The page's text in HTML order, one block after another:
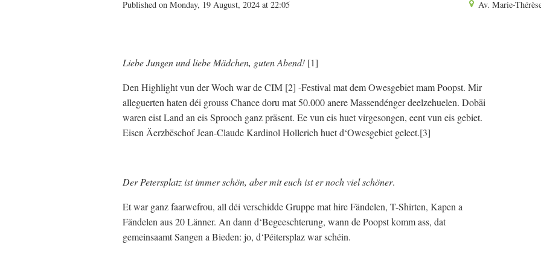
Published on Monday, 19 August, 2024 at 22:05 Av. Marie-
Liebe Jungen und liebe Mädchen, guten Abend! [1]
Den Highlight vun der Woch war de CIM [2] -Festival mat dem Owesgebiet mam Poopst. Mir
alleguerten haten déi grouss Chance doru mat 50.000 anere Massendénger deelzehuelen. Dobäi
waren eist Land an eis Sprooch ganz präsent. Ee vun eis huet virgesongen, eent vun eis gebiet.
Eisen Äerzbëschof Jean-Claude Kardinol Hollerich huet d‘Owesgebiet geleet.[3]
Der Petersplatz ist immer schön, aber mit euch ist er noch viel schöner.
Et war ganz faarwefrou, all déi verschidde Gruppe mat hire Fändelen, T-Shirten, Kapen a
Fändelen aus 20 Länner. An dann d‘Begeeschterung, wann de Poopst komm ass, dat
gemeinsaamt Sangen a Bieden: jo, d‘Péitersplaz war schéin.